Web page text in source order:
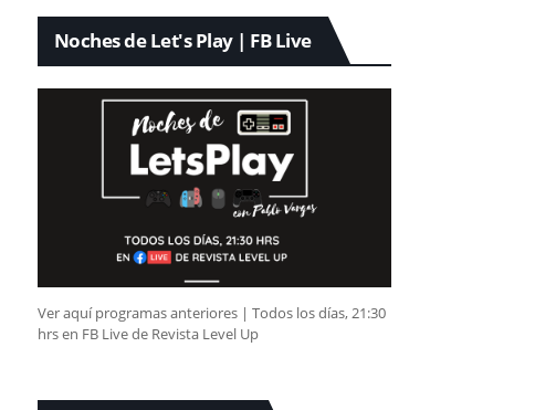
Noches de Let's Play | FB Live
Ver aquí programas anteriores | Todos los días, 21:30
hrs en FB Live de Revista Level Up